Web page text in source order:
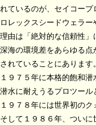
れているのが、セイコー
ロレックスシードウェラ
理由は「絶対的な信頼性
深海の環境差をあらゆる
されていることにありま
１９７５年に本格的飽和
潜水に耐えうるプロツー
１９７８年には世界初の
そして１９８６年、つい